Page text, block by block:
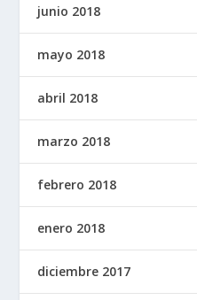
junio 2018
mayo 2018
abril 2018
marzo 2018
febrero 2018
enero 2018
diciembre 2017